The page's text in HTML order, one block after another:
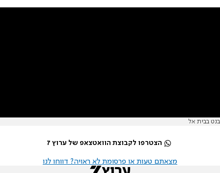
בנט בבית אל
הצטרפו לקבוצת הוואטצאפ של ערוץ 7
מצאתם טעות או פרסומת לא ראויה? דווחו לנו